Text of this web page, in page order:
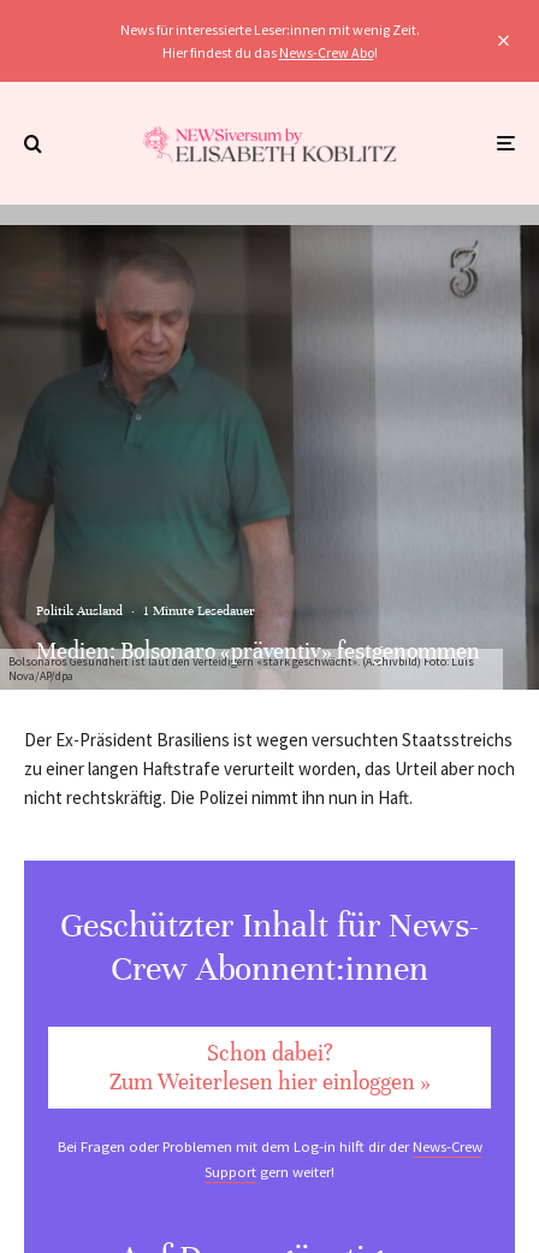
News für interessierte Leser:innen mit wenig Zeit.
Hier findest du das News-Crew Abo!
Bolsonaros Gesundheit ist laut den Verteidigern «stark geschwächt». (Archivbild) Foto: Luis
Nova/AP/dpa
Politik Ausland · 1 Minute Lesedauer
Medien: Bolsonaro «präventiv» festgenommen
Der Ex-Präsident Brasiliens ist wegen versuchten Staatsstreichs
zu einer langen Haftstrafe verurteilt worden, das Urteil aber noch
nicht rechtskräftig. Die Polizei nimmt ihn nun in Haft.
Geschützter Inhalt für News-
Crew Abonnent:innen
Schon dabei?
Zum Weiterlesen hier einloggen »
Bei Fragen oder Problemen mit dem Log-in hilft dir derNews-Crew
Support gern weiter!